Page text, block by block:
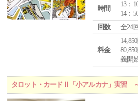
時間
13：
14：
回数
全24
料金
義開
タロット・カードⅡ「小アルカナ」実習